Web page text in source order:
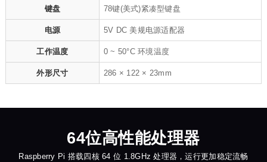
键盘 78键(美式)紧凑型键盘
电源 5V DC 美规电源适配器
工作温度 0 ~ 50°C 环境温度
外形尺寸 286 × 122 × 23mm
64位高性能处理器
Raspberry Pi 搭载四核 64 位 1.8GHz 处理器，运行更加稳定流畅